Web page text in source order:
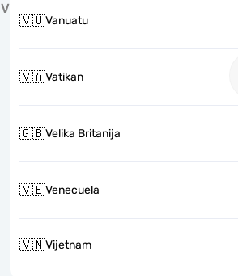
V
🇻🇺Vanuatu
🇻🇦Vatikan
🇬🇧Velika Britanija
🇻🇪Venecuela
🇻🇳Vijetnam